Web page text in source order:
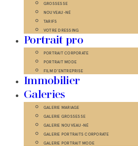
GROSSESSE
NOUVEAU-NÉ
TARIFS
VOTRE DRESSING
Portrait pro
PORTRAIT CORPORATE
PORTRAIT MODE
FILM D’ENTREPRISE
Immobilier
Galeries
GALERIE MARIAGE
GALERIE GROSSESSE
GALERIE NOUVEAU-NÉ
GALERIE PORTRAITS CORPORATE
GALERIE PORTRAIT MODE